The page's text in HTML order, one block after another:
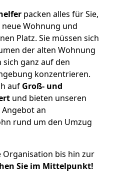
packen alles für Sie,
Wohnung und
Platz. Sie müssen sich
der alten Wohnung
ganz auf den
konzentrieren.
auf Groß- und
und bieten unseren
an
rund um den Umzug
Organisation bis hin zur
Sie im Mittelpunkt!